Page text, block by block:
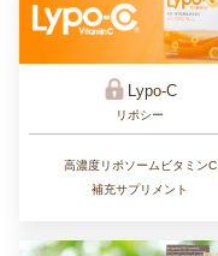
Lypo-C
リポシー
高濃度リポソームビタミンC
補充サプリメント